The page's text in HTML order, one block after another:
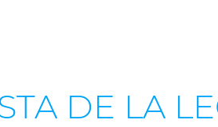
DE LA